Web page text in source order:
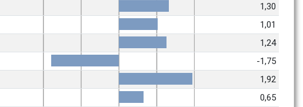
1,30
1,01
1,24
-1,75
1,92
0,65